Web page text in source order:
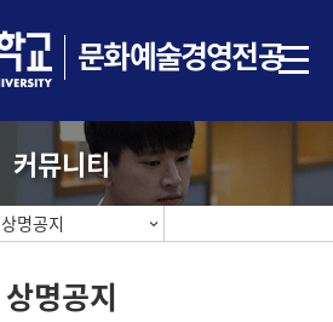
문화예술경영전공
커뮤니티
상명공지
상명공지